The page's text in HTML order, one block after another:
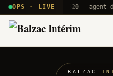
OPS · LIVE
T2E · B71 Push A320 — agent
BALZAC